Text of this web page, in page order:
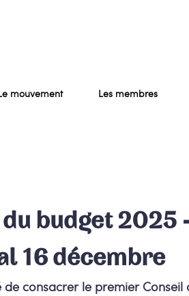
mouvement Les membres
budget 2025
16 décembre
consacrer le premier Conseil